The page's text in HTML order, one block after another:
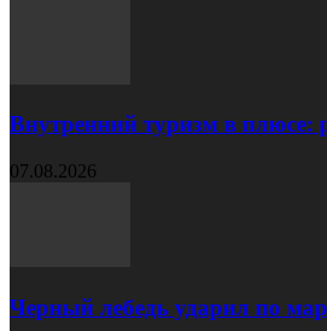
Внутренний туризм в плюсе:
07.08.2026
Черный лебедь ударил по